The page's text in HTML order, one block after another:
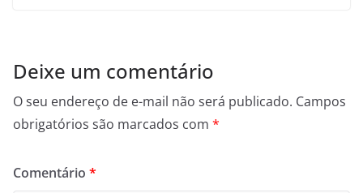
Deixe um comentário
O seu endereço de e-mail não será publicado. Campos
obrigatórios são marcados com *
Comentário *